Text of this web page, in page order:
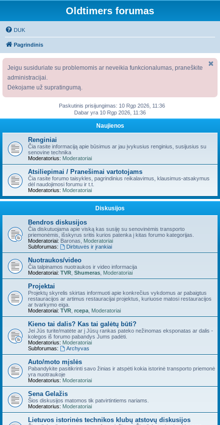
Oldtimers forumas
DUK
Pagrindinis
Jeigu susiduriate su problemomis ar neveikia funkcionalumas, praneškite
administracijai.
Dėkojame už supratingumą.
Paskutinis prisijungimas: 10 Rgp 2026, 11:36
Dabar yra 10 Rgp 2026, 11:36
Naujienos
Renginiai
Čia rasite informaciją apie būsimus ar jau įvykusius renginius, susijusius su
senovine technika
Moderatorius: Moderatoriai
Atsiliepimai / Pranešimai vartotojams
Čia rasite forumo taisykles, pagrindinius reikalavimus, klausimus-atsakymus
dėl naudojimosi forumu ir t.t.
Moderatorius: Moderatoriai
Diskusijos
Bendros diskusijos
Čia diskutuojama apie viską kas susiję su senovinėmis transporto
priemonėmis, išskyrus sritis kurios patenka į kitas forumo kategorijas.
Moderatoriai: Baronas
Moderatoriai
Subforumas:
Dirbtuvės ir įrankiai
Nuotraukos/video
Čia talpinamos nuotraukos ir video informacija
Moderatoriai: TVR Shumeras Moderatoriai
Projektai
Projektų skyrelis skirtas informuoti apie konkrečius vykdomus ar pabaigtus
restauracijos ar artimus restauracijai projektus, kuriuose matosi restauracijos
ar tvarkymo eiga.
Moderatoriai: TVR rcepa Moderatoriai
Kieno tai dalis? Kas tai galėtų būti?
Jei Jūs turite/matėte ar į Jūsų rankas pateko nežinomas eksponatas ar dalis -
kolegos iš forumo pabandys Jums padėti.
Moderatorius: Moderatoriai
Subforumas:
Archyvas
Auto/moto mįslės
Pabandykite pasitikrinti savo žinias ir atspėti kokia istorinė transporto priemonė
yra nuotraukoje
Moderatorius: Moderatoriai
Sena Gelažis
Šios diskusijos matomos tik patvirtintiems nariams.
Moderatorius: Moderatoriai
Lietuvos istorinės technikos klubų atstovų diskusijos